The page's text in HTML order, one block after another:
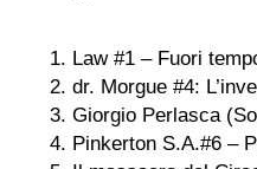
Law #1 – Fuori
dr. Morgue #4:
Giorgio Perlasca
Pinkerton S.A.#6 –